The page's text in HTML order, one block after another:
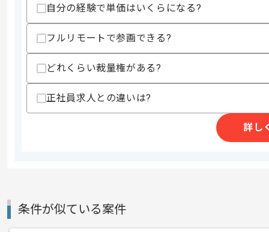
その他募集要項
商談回数
1回
募集人数
作業開始日
初日からフルリモートを想定しておりま
自分の経験で単価はいくらになる?
フルリモートで参画できる?
どれくらい裁量権がある?
正社員求人との違いは?
詳し
条件が似ている案件